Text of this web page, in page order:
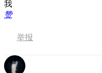
我
赞
举报